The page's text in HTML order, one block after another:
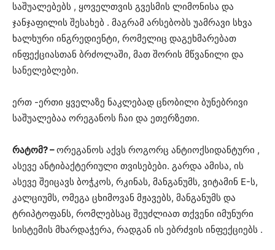
საშუალებებს , ყოველთვის გვესმის ლიმონისა და
ჯანჯაფილის შესახებ . მაგრამ არსებობს უამრავი სხვა
ხალხური ინგრედიენტი, რომელიც დაგეხმარებათ
ინფექციასთან ბრძოლაში, მათ შორის მწვანილი და
სანელებლები.
ერთ -ერთი ყველაზე ნაკლებად ცნობილი ბუნებრივი
საშუალებაა ორეგანოს ჩაი და ეთერზეთი.
რატომ? –ორეგანოს აქვს როგორც ანტიოქსიდანტური ,
ასევე ანტიბაქტერიული თვისებები. გარდა ამისა, ის
ასევე შეიცავს ბოჭკოს, რკინას, მანგანუმს, ვიტამინ E-ს,
კალციუმს, ომეგა ცხიმოვან მჟავებს, მანგანუმს და
ტრიპტოფანს, რომლებსაც შეუძლიათ თქვენი იმუნური
სისტემის მხარდაჭერა, რადგან ის ებრძვის ინფექციებს .